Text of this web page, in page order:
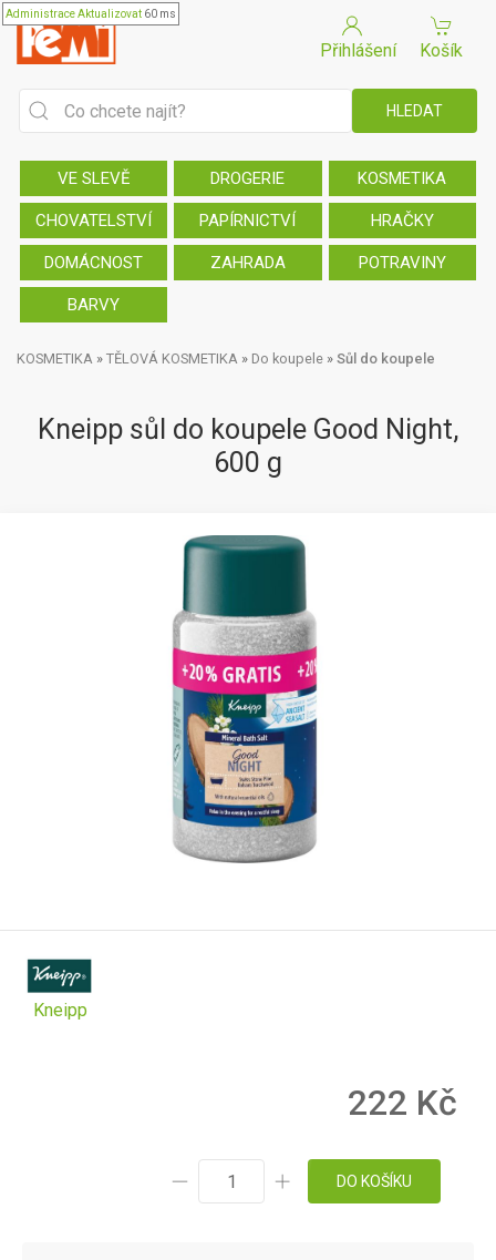
AdministraceAktualizovat 60 ms
Přihlášení Košík
VE SLEVĚ DROGERIE KOSMETIKA
CHOVATELSTVÍ PAPÍRNICTVÍ HRAČKY
DOMÁCNOST ZAHRADA POTRAVINY
BARVY
KOSMETIKA » TĚLOVÁ KOSMETIKA » Do koupele » Sůl do koupele
Kneipp sůl do koupele Good Night,
600 g
Kneipp
222 Kč
DO KOŠÍKU